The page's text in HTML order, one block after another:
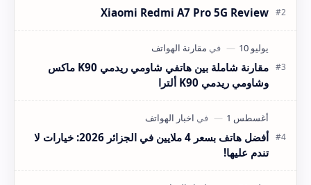
Xiaomi Redmi A7 Pro 5G Review
مقارنة شاملة بين هاتفي شاومي ريدمي K90 ماكس
وشاومي ريدمي K90 ألترا
أفضل هاتف بسعر 4 ملايين في الجزائر 2026: خيارات لا
تندم عليها!